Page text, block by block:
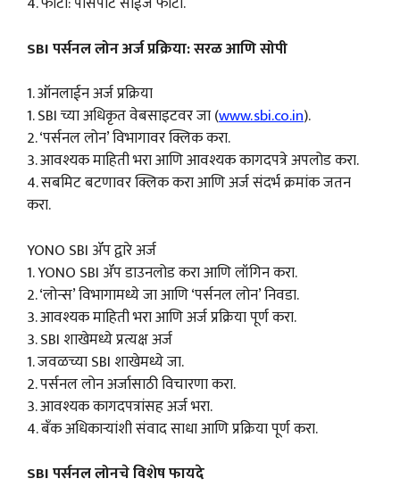
SBI पर्सनल लोन अर्ज प्रक्रिया: सरळ आणि सोपी
1. ऑनलाईन अर्ज प्रक्रिया
1. SBI च्या अधिकृत वेबसाइटवर जा (www.sbi.co.in).
2. ‘पर्सनल लोन’ विभागावर क्लिक करा.
3. आवश्यक माहिती भरा आणि आवश्यक कागदपत्रे अपलोड करा.
4. सबमिट बटणावर क्लिक करा आणि अर्ज संदर्भ क्रमांक जतन
करा.
YONO SBI ॲप द्वारे अर्ज
1. YONO SBI ॲप डाउनलोड करा आणि लॉगिन करा.
2. ‘लोन्स’ विभागामध्ये जा आणि ‘पर्सनल लोन’ निवडा.
3. आवश्यक माहिती भरा आणि अर्ज प्रक्रिया पूर्ण करा.
3. SBI शाखेमध्ये प्रत्यक्ष अर्ज
1. जवळच्या SBI शाखेमध्ये जा.
2. पर्सनल लोन अर्जासाठी विचारणा करा.
3. आवश्यक कागदपत्रांसह अर्ज भरा.
4. बँक अधिकाऱ्यांशी संवाद साधा आणि प्रक्रिया पूर्ण करा.
SBI पर्सनल लोनचे विशेष फायदे